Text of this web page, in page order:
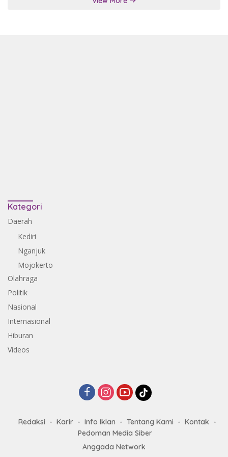
Kategori
Daerah
Kediri
Nganjuk
Mojokerto
Olahraga
Politik
Nasional
Internasional
Hiburan
Videos
Redaksi Karir Info Iklan Tentang Kami
Kontak
Pedoman Media Siber
Anggada Network